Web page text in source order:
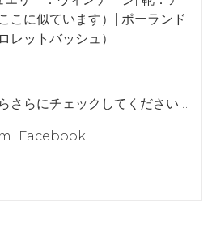
こに似ています）| ポーランド
レットバッシュ）
さらにチェックしてください…